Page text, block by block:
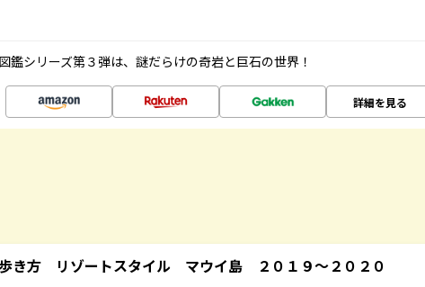
鑑シリーズ第３弾は、謎だらけの奇岩と巨石の世界！
詳細を見る
き方 リゾートスタイル マウイ島 ２０１９～２０２０